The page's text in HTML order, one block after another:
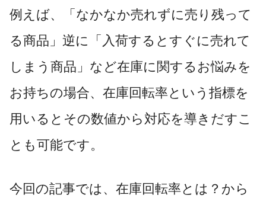
例えば、「なかなか売れずに売り残って
る商品」逆に「入荷するとすぐに売れて
しまう商品」など在庫に関するお悩みを
お持ちの場合、在庫回転率という指標を
用いるとその数値から対応を導きだすこ
とも可能です。
今回の記事では、在庫回転率とは？から